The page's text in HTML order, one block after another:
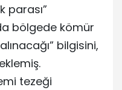
parası”
bölgede kömür
bilgisini,
tezeği